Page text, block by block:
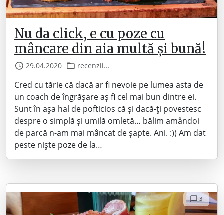
Nu da click, e cu poze cu
mâncare din aia multă și bună!
29.04.2020 recenzii...
Cred cu tărie că dacă ar fi nevoie pe lumea asta de
un coach de îngrășare aș fi cel mai bun dintre ei.
Sunt în așa hal de pofticios că și dacă-ți povestesc
despre o simplă și umilă omletă… bălim amândoi
de parcă n-am mai mâncat de șapte. Ani. :)) Am dat
peste niște poze de la…
3